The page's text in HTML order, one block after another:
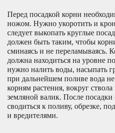
Перед посадкой корни
ножом. Нужно укоротить и
следует выкопать круглые
должен быть таким, чтобы
сминаясь и не переламываясь.
должна находиться на уровне
нужно налить воды, насыпать
при дальнейшем поливе вода не
корням растения, вокруг
земляной валик. После посадки
сводиться к поливу, обрезке,
и вредителями.